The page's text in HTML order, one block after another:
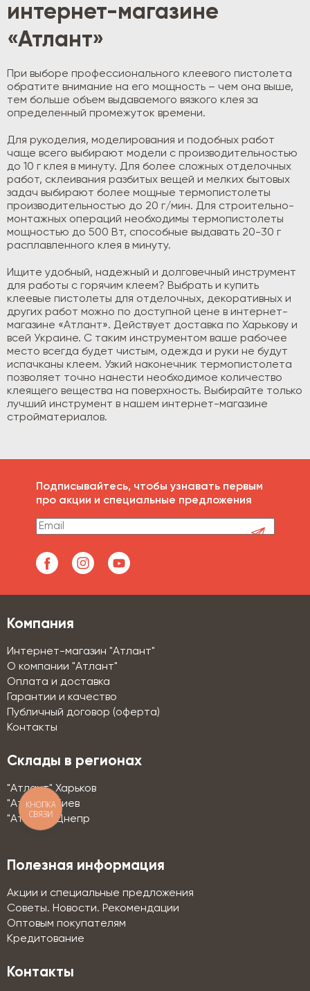
интернет-магазине
«Атлант»
При выборе профессионального клеевого пистолета
обратите внимание на его мощность – чем она выше,
тем больше объем выдаваемого вязкого клея за
определенный промежуток времени.
Для рукоделия, моделирования и подобных работ
чаще всего выбирают модели с производительностью
до 10 г клея в минуту. Для более сложных отделочных
работ, склеивания разбитых вещей и мелких бытовых
задач выбирают более мощные термопистолеты
производительностью до 20 г/мин. Для строительно-
монтажных операций необходимы термопистолеты
мощностью до 500 Вт, способные выдавать 20-30 г
расплавленного клея в минуту.
Ищите удобный, надежный и долговечный инструмент
для работы с горячим клеем? Выбрать и купить
клеевые пистолеты для отделочных, декоративных и
других работ можно по доступной цене в интернет-
магазине «Атлант». Действует доставка по Харькову и
всей Украине. С таким инструментом ваше рабочее
место всегда будет чистым, одежда и руки не будут
испачканы клеем. Узкий наконечник термопистолета
позволяет точно нанести необходимое количество
клеящего вещества на поверхность. Выбирайте только
лучший инструмент в нашем интернет-магазине
стройматериалов.
Подписывайтесь, чтобы узнавать первым
про акции и специальные предложения
Компания
Интернет-магазин "Атлант"
О компании "Атлант"
Оплата и доставка
Гарантии и качество
Публичный договор (оферта)
Контакты
Склады в регионах
"Атлант" Харьков
"Атлант" Киев
"Атлант" Днепр
Полезная информация
Акции и специальные предложения
Советы. Новости. Рекомендации
Оптовым покупателям
Кредитование
Контакты
КНОПКА
СВЯЗИ